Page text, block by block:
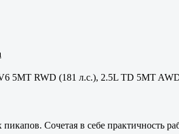
5MT RWD (181 л.с.), 2.5L TD 5MT
Сочетая в себе практичность